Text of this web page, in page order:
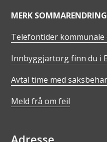
MERK
Telefontider
Innbyggjartorg finn du i
Avtal time med
Meld frå om feil
Adresse